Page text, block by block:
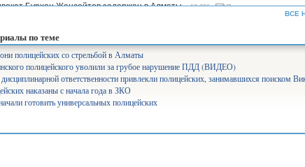
Бурхан Жансейтов задержан в Алматы... 13 296
на комуслуги изменятся в Казахстане... 12 638
Аймағамбетов балалардың қауіпсіздігін қамтамасыз...
мектеп». Ұлттық жоба арқылы 582 мектеп бой көтереді...
лицензиялауды күшейтеміз - министр...
ВСЕ
по теме
полицейских со стрельбой в Алматы
полицейского уволили за грубое нарушение ПДД (ВИДЕО)
ответственности привлекли полицейских, занимавшихся поиском
наказаны с начала года в ЗКО
готовить универсальных полицейских